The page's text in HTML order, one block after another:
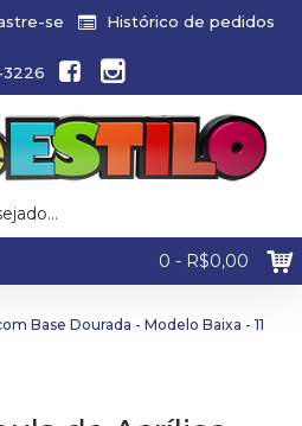
se Histórico de pedidos
3226
0 - R$0,00
Base Dourada - Modelo Baixa - 11